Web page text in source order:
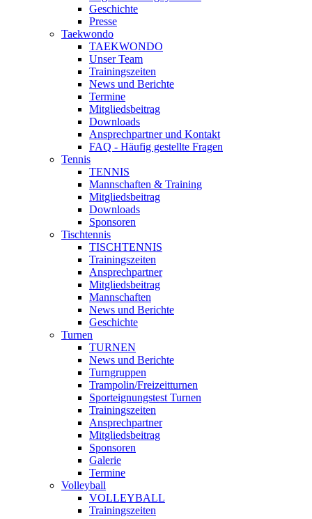
Geschichte
Presse
Taekwondo
TAEKWONDO
Unser Team
Trainingszeiten
News und Berichte
Termine
Mitgliedsbeitrag
Downloads
Ansprechpartner und Kontakt
FAQ - Häufig gestellte Fragen
Tennis
TENNIS
Mannschaften & Training
Mitgliedsbeitrag
Downloads
Sponsoren
Tischtennis
TISCHTENNIS
Trainingszeiten
Ansprechpartner
Mitgliedsbeitrag
Mannschaften
News und Berichte
Geschichte
Turnen
TURNEN
News und Berichte
Turngruppen
Trampolin/Freizeitturnen
Sporteignungstest Turnen
Trainingszeiten
Ansprechpartner
Mitgliedsbeitrag
Sponsoren
Galerie
Termine
Volleyball
VOLLEYBALL
Trainingszeiten